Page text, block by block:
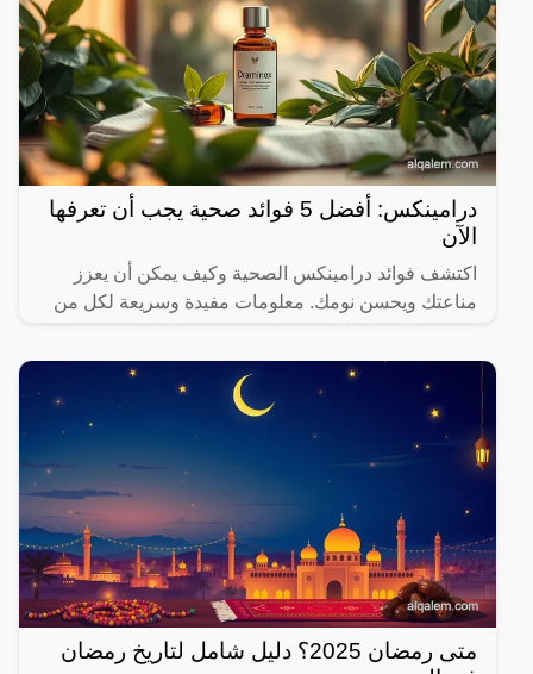
درامينكس: أفضل 5 فوائد صحية يجب أن تعرفها
الآن
اكتشف فوائد درامينكس الصحية وكيف يمكن أن يعزز
مناعتك ويحسن نومك. معلومات مفيدة وسريعة لكل من
متى رمضان 2025؟ دليل شامل لتاريخ رمضان